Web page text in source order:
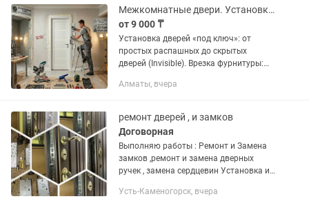
перфоратора,...
Межкомнатные двери. Установка и ремонт
от 9 000 ₸
Установка дверей «под ключ»: от
простых распашных до скрытых
дверей (Invisible). Врезка фурнитуры:
скрытых петель и ручек. Сборка и
Алматы, вчера
ремонт дверей , и замков
Договорная
Выполняю работы : Ремонт и Замена
замков ,ремонт и замена дверных
ручек , замена сердцевин Установка и
Практически все есть в наличии
Усть-Каменогорск, вчера